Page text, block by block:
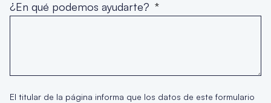
¿En qué podemos ayudarte?
El titular de la página informa que los datos de este formulario